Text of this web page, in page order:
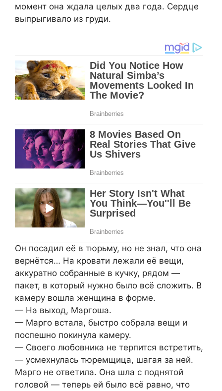
момент она ждала целых два года. Сердце
выпрыгивало из груди.
Он посадил её в тюрьму, но не знал, что она
вернётся… На кровати лежали её вещи,
аккуратно собранные в кучку, рядом —
пакет, в который нужно было всё сложить. В
камеру вошла женщина в форме.
— На выход, Маргоша.
— Марго встала, быстро собрала вещи и
поспешно покинула камеру.
— Своего любовника не терпится встретить,
— усмехнулась тюремщица, шагая за ней.
Марго не ответила. Она шла с поднятой
головой — теперь ей было всё равно, что